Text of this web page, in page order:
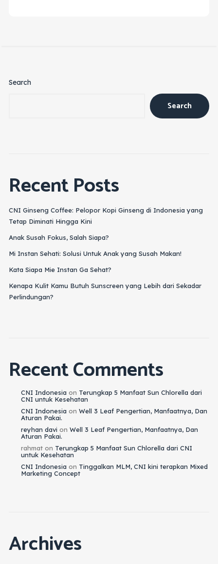
Search
Search
Recent Posts
CNI Ginseng Coffee: Pelopor Kopi Ginseng di Indonesia yang
Tetap Diminati Hingga Kini
Anak Susah Fokus, Salah Siapa?
Mi Instan Sehati: Solusi Untuk Anak yang Susah Makan!
Kata Siapa Mie Instan Ga Sehat?
Kenapa Kulit Kamu Butuh Sunscreen yang Lebih dari Sekadar
Perlindungan?
Recent Comments
CNI Indonesia on Terungkap 5 Manfaat Sun Chlorella dari
CNI untuk Kesehatan
CNI Indonesia on Well 3 Leaf Pengertian, Manfaatnya, Dan
Aturan Pakai.
reyhan davi on Well 3 Leaf Pengertian, Manfaatnya, Dan
Aturan Pakai.
rahmaton Terungkap 5 Manfaat Sun Chlorella dari CNI
untuk Kesehatan
CNI Indonesia on Tinggalkan MLM, CNI kini terapkan Mixed
Marketing Concept
Archives